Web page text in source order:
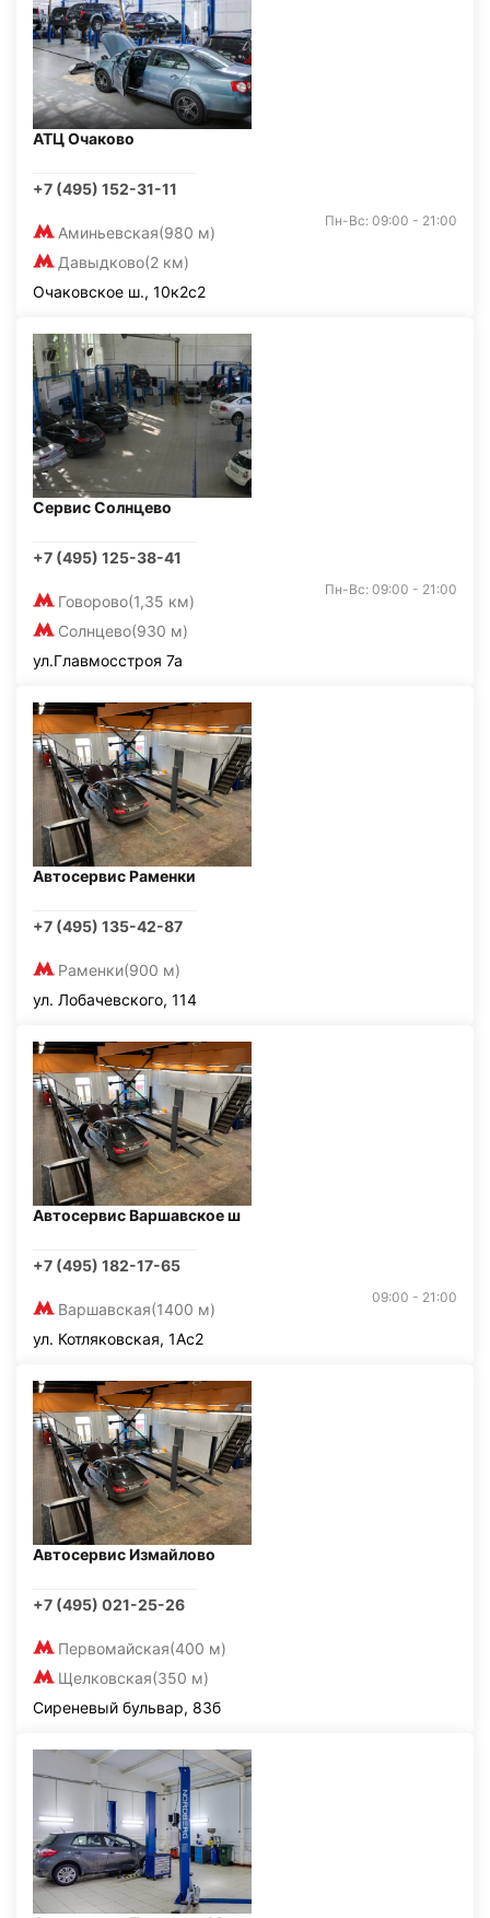
АТЦ Очаково
+7 (495) 152-31-11
Аминьевская(980 м)
Давыдково(2 км)
Пн-Вс: 09:00 - 21:00
Очаковское ш., 10к2с2
Сервис Солнцево
+7 (495) 125-38-41
Говорово(1,35 км)
Солнцево(930 м)
Пн-Вс: 09:00 - 21:00
ул.Главмосстроя 7а
Автосервис Раменки
+7 (495) 135-42-87
Раменки(900 м)
ул. Лобачевского, 114
Автосервис Варшавское ш
+7 (495) 182-17-65
Варшавская(1400 м)
09:00 - 21:00
ул. Котляковская, 1Ас2
Автосервис Измайлово
+7 (495) 021-25-26
Первомайская(400 м)
Щелковская(350 м)
Сиреневый бульвар, 83б